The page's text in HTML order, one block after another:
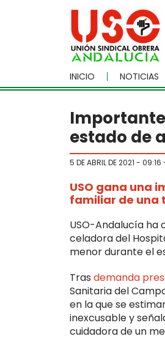
Skip to main content
INICIO NOTICIAS
estado de
5 DE ABRIL DE 2021 - 09:16
USO gana una
familiar de una
USO-Andalucía ha
celadora del
menor durante el
Tras demanda
Sanitaria del
en la que se
inexcusable y
cuidadora de un